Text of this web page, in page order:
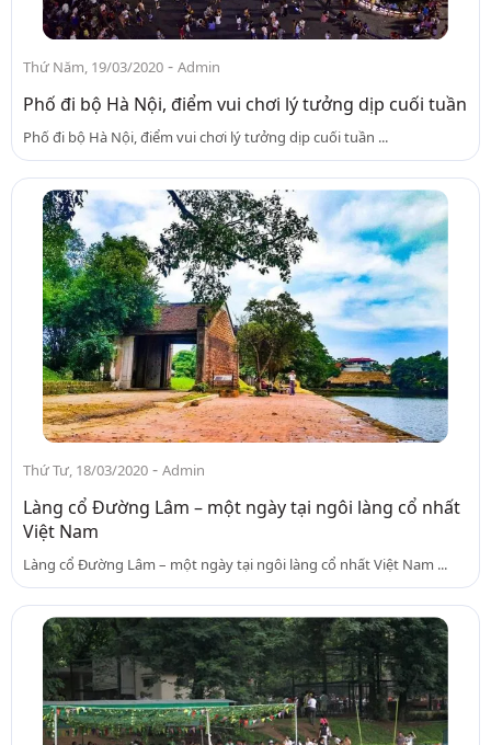
Thứ Năm, 19/03/2020 - Admin
Phố đi bộ Hà Nội, điểm vui chơi lý tưởng dịp cuối tuần
Phố đi bộ Hà Nội, điểm vui chơi lý tưởng dịp cuối tuần ...
Thứ Tư, 18/03/2020 - Admin
Làng cổ Đường Lâm – một ngày tại ngôi làng cổ nhất
Việt Nam
Làng cổ Đường Lâm – một ngày tại ngôi làng cổ nhất Việt Nam ...